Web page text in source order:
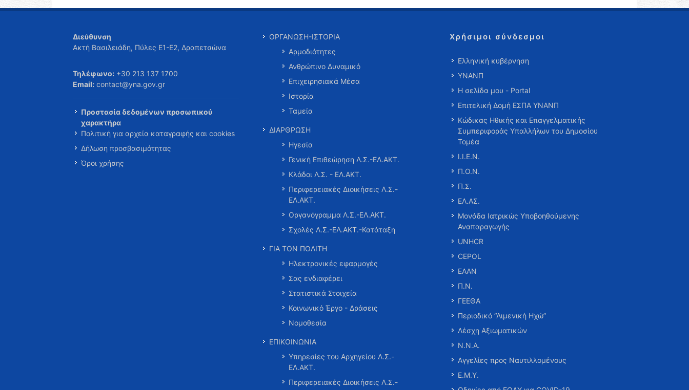
Διεύθυνση
Ακτή Βασιλειάδη, Πύλες Ε1-Ε2, Δραπετσώνα
Τηλέφωνο: +30 213 137 1700
Email: contact@yna.gov.gr
Προστασία δεδομένων προσωπικού
χαρακτήρα
Πολιτική για αρχεία καταγραφής και cookies
Δήλωση προσβασιμότητας
Όροι χρήσης
ΟΡΓΑΝΩΣΗ-ΙΣΤΟΡΙΑ
Αρμοδιότητες
Ανθρώπινο Δυναμικό
Επιχειρησιακά Μέσα
Ιστορία
Ταμεία
ΔΙΑΡΘΡΩΣΗ
Ηγεσία
Γενική Επιθεώρηση Λ.Σ.-ΕΛ.ΑΚΤ.
Κλάδοι Λ.Σ. - ΕΛ.ΑΚΤ.
Περιφερειακές Διοικήσεις Λ.Σ.-
ΕΛ.ΑΚΤ.
Οργανόγραμμα Λ.Σ.-ΕΛ.ΑΚΤ.
Σχολές Λ.Σ.-ΕΛ.ΑΚΤ.-Κατάταξη
ΓΙΑ ΤΟΝ ΠΟΛΙΤΗ
Ηλεκτρονικές εφαρμογές
Σας ενδιαφέρει
Στατιστικά Στοιχεία
Κοινωνικό Έργο - Δράσεις
Νομοθεσία
ΕΠΙΚΟΙΝΩΝΙΑ
Υπηρεσίες του Αρχηγείου Λ.Σ.-
ΕΛ.ΑΚΤ.
Περιφερειακές Διοικήσεις Λ.Σ.-
Χρήσιμοι σύνδεσμοι
Ελληνική κυβέρνηση
ΥΝΑΝΠ
Η σελίδα μου - Portal
Επιτελική Δομή ΕΣΠΑ ΥΝΑΝΠ
Κώδικας Ηθικής και Επαγγελματικής
Συμπεριφοράς Υπαλλήλων του Δημοσίου
Τομέα
Ι.Ι.Ε.Ν.
Π.Ο.Ν.
Π.Σ.
ΕΛ.ΑΣ.
Μονάδα Ιατρικώς Υποβοηθούμενης
Αναπαραγωγής
UNHCR
CEPOL
ΕΑΑΝ
Π.Ν.
ΓΕΕΘΑ
Περιοδικό “Λιμενική Ηχώ”
Λέσχη Αξιωματικών
Ν.Ν.Α.
Αγγελίες προς Ναυτιλλομένους
Ε.Μ.Υ.